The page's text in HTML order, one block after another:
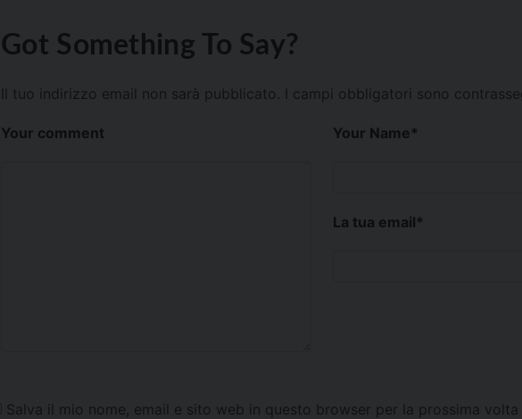
Got Something To Say?
Il tuo indirizzo email non sarà pubblicato. I campi obbligatori sono
Your comment Your Name*
La tua email*
Salva il mio nome, email e sito web in questo browser per la prossima volta